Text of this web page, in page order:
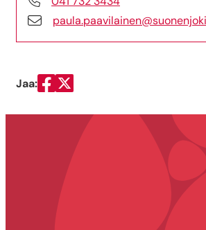
Jaa:
Jaa Facebookissa
Jaa Twitterissä